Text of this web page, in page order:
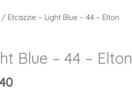
/ Etcazzie – Light Blue – 44 – Elton
Blue – 44 – Elton
Den